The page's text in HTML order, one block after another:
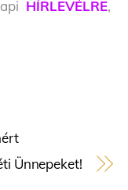
HÍRLEVÉLRE,
Ünnepeket!